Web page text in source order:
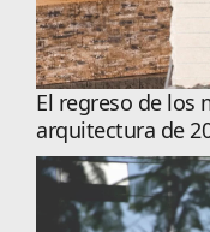
El regreso de los
arquitectura de